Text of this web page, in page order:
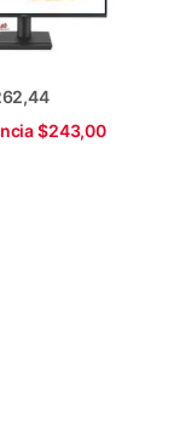
$243,00